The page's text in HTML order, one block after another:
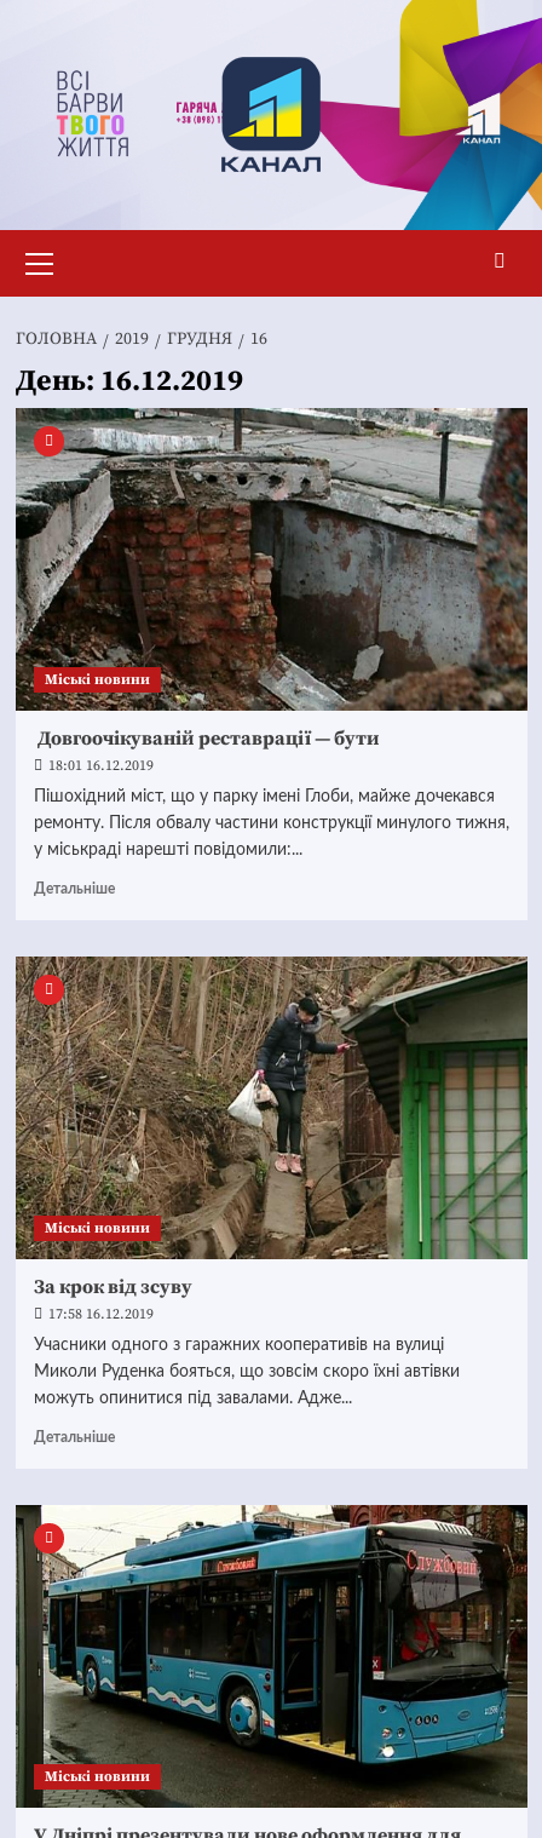
вмісту
меню
ГОЛОВНА 2019 ГРУДНЯ 16
День: 16.12.2019
Mіські новини
Довгоочікуваній реставрації — бути
18:01 16.12.2019
Пішохідний міст, що у парку імені Глоби, майже дочекався
ремонту. Після обвалу частини конструкції минулого тижня,
у міськраді нарешті повідомили:...
Детальніше
Mіські новини
За крок від зсуву
17:58 16.12.2019
Учасники одного з гаражних кооперативів на вулиці
Миколи Руденка бояться, що зовсім скоро їхні автівки
можуть опинитися під завалами. Адже...
Детальніше
Mіські новини